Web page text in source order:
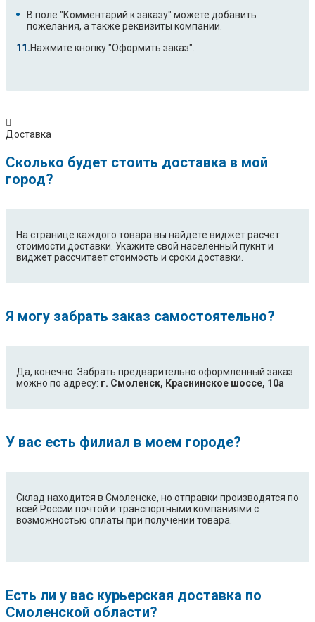
В поле "Комментарий к заказу" можете добавить
пожелания, а также реквизиты компании.
Нажмите кнопку "Оформить заказ".
Доставка
Сколько будет стоить доставка в мой
город?
На странице каждого товара вы найдете виджет расчет
стоимости доставки. Укажите свой населенный пукнт и
виджет рассчитает стоимость и сроки доставки.
Я могу забрать заказ самостоятельно?
Да, конечно. Забрать предварительно оформленный заказ
можно по адресу: г. Смоленск, Краснинское шоссе, 10а
У вас есть филиал в моем городе?
Склад находится в Смоленске, но отправки производятся по
всей России почтой и транспортными компаниями с
возможностью оплаты при получении товара.
Есть ли у вас курьерская доставка по
Смоленской области?